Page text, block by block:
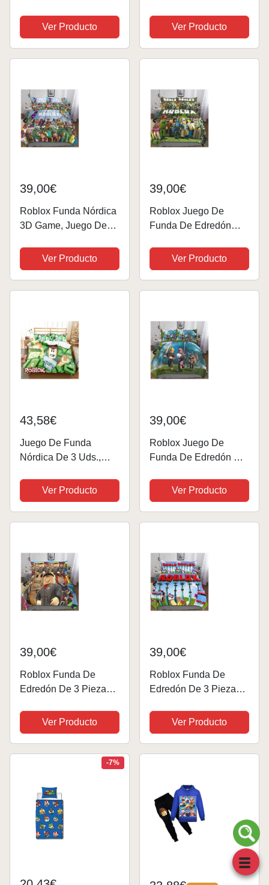
Cama con Estampado
3D Game Funda
Nórdica De Microfibra
Cremallera para...
Ver Producto
encimera, sábana
Bajera Ajustable y
Funda de Almohada,
Ver Producto
39,00€
Roblox Funda Nórdica
3D Game, Juego De
Cremallera, Ropa De
Cama De Microfibra
Suave para Niños
Ver Producto
39,00€
Roblox Juego De
Funda De Edredón
Cama con Estampado
3D Game Funda
Nórdica De Microfibra
Cremallera para...
Ver Producto
43,58€
Juego De Funda
Nórdica De 3 Uds.,
Roblox, Funda De
Edredón De Microfibra
Suave De Fácil
Niños ((220x...
Ver Producto
39,00€
Roblox Juego De
Funda De Edredón De
Cama con Estampado
3D Game, Funda De
Edredón para Niñas Y
Ver Producto
39,00€
Roblox Funda De
Edredón De 3 Piezas
Ropa De Cama
Estampada 3D Game
con Cierre De
Cremallera, Microfibra
Adolescentes...
Ver Producto
39,00€
Roblox Funda De
Edredón De 3 Piezas
Ropa De Cama
Estampada 3D Game
con Cierre De
Adolescentes...
Ver Producto
-7%